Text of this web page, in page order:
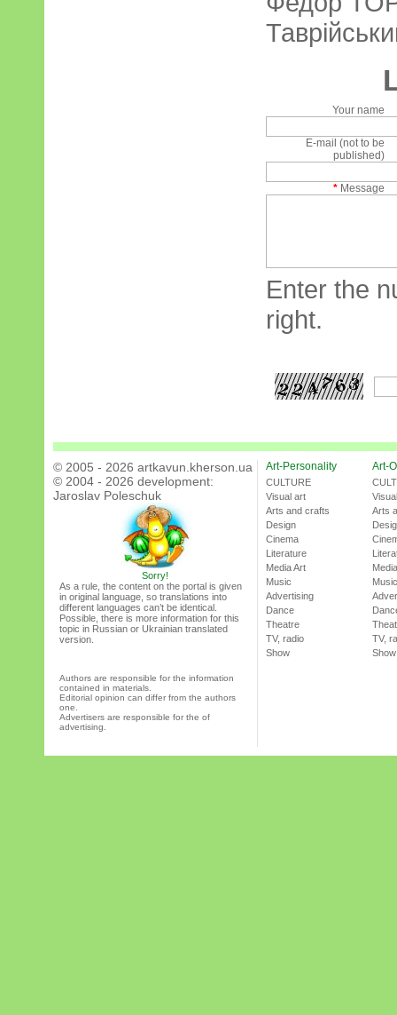
Your name
E-mail (not to be
published)
* Message
Enter the
right.
© 2005 - 2026 artkavun.kherson.ua
© 2004 - 2026 development:
Jaroslav Poleschuk
Sorry!
As a rule, the content on the portal is given
in original language, so translations into
different languages can’t be identical.
Possible, there is more information for this
topic in Russian or Ukrainian translated
version.
Authors are responsible for the information
contained in materials.
Editorial opinion can differ from the authors
one.
Advertisers are responsible for the of
advertising.
Art-Personality
CULTURE
Visual art
Arts and crafts
Design
Cinema
Literature
Media Art
Music
Advertising
Dance
Theatre
TV, radio
Show
Art-
Arts
Music
TV,
Show